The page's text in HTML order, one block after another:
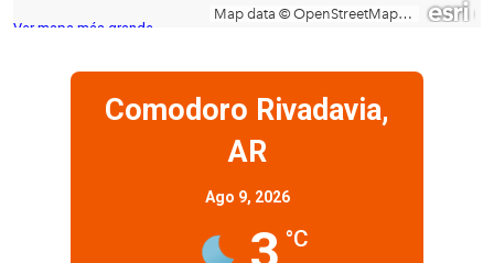
Ver mapa más grande
Comodoro Rivadavia,
AR
Ago 9, 2026
°C